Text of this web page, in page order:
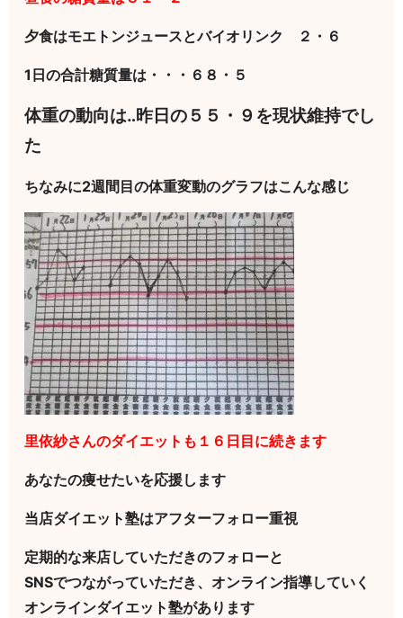
夕食はモエトンジュースとバイオリンク ２・６
1日の合計糖質量は・・・６８・５
体重の動向は‥昨日の５５・９を現状維持でし
た
ちなみに2週間目の体重変動のグラフはこんな感じ
里依紗さんのダイエットも１６日目に続きます
あなたの痩せたいを応援します
当店ダイエット塾はアフターフォロー重視
定期的な来店していただきのフォローと
SNSでつながっていただき、オンライン指導していく
オンラインダイエット塾があります